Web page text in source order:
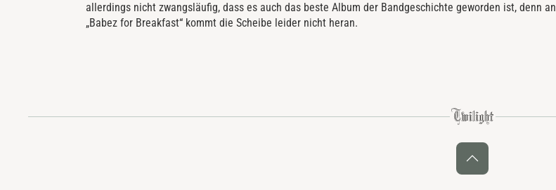
allerdings nicht zwangsläufig, dass es auch das beste Album der Bandgeschichte geworden ist, denn an
„Babez for Breakfast“ kommt die Scheibe leider nicht heran.